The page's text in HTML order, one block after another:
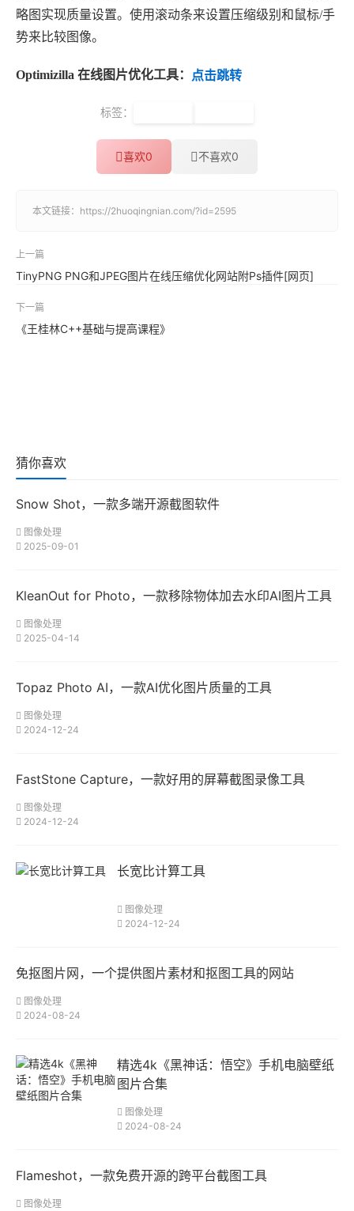
略图实现质量设置。使用滚动条来设置压缩级别和鼠标/手
势来比较图像。
Optimizilla 在线图片优化工具： 点击跳转
标签：
喜欢0 不喜欢0
本文链接： https://2huoqingnian.com/?id=2595
上一篇
TinyPNG PNG和JPEG图片在线压缩优化网站附Ps插件[网页]
下一篇
《王桂林C++基础与提高课程》
猜你喜欢
Snow Shot，一款多端开源截图软件
图像处理
2025-09-01
KleanOut for Photo，一款移除物体加去水印AI图片工具
图像处理
2025-04-14
Topaz Photo AI，一款AI优化图片质量的工具
图像处理
2024-12-24
FastStone Capture，一款好用的屏幕截图录像工具
图像处理
2024-12-24
长宽比计算工具
图像处理
2024-12-24
免抠图片网，一个提供图片素材和抠图工具的网站
图像处理
2024-08-24
精选4k《黑神话：悟空》手机电脑壁纸
图片合集
图像处理
2024-08-24
Flameshot，一款免费开源的跨平台截图工具
图像处理